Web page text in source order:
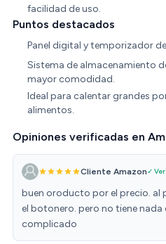
facilidad de uso.
Puntos destacados
Panel digital y temporizador
Sistema de almacenamiento
mayor comodidad.
Ideal para calentar grandes
alimentos.
Opiniones verificadas en
Cliente Amazon✓
buen oroducto por el precio. al
el botonero. pero no tiene nada
complicado